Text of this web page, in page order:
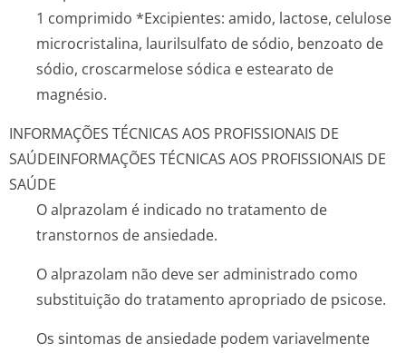
1 comprimido *Excipientes: amido, lactose, celulose
microcristalina, laurilsulfato de sódio, benzoato de
sódio, croscarmelose sódica e estearato de
magnésio.
INFORMAÇÕES TÉCNICAS AOS PROFISSIONAIS DE
SAÚDEINFORMAÇÕES TÉCNICAS AOS PROFISSIONAIS DE
SAÚDE
O alprazolam é indicado no tratamento de
transtornos de ansiedade.
O alprazolam não deve ser administrado como
substituição do tratamento apropriado de psicose.
Os sintomas de ansiedade podem variavelmente